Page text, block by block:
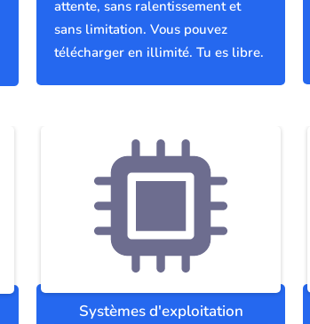
attente, sans ralentissement et
sans limitation. Vous pouvez
télécharger en illimité. Tu es libre.
Systèmes d'exploitation